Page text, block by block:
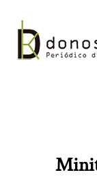
contenido